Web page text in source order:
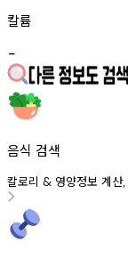
칼륨
-
음식 검색
칼로리 & 영양정보 계산,